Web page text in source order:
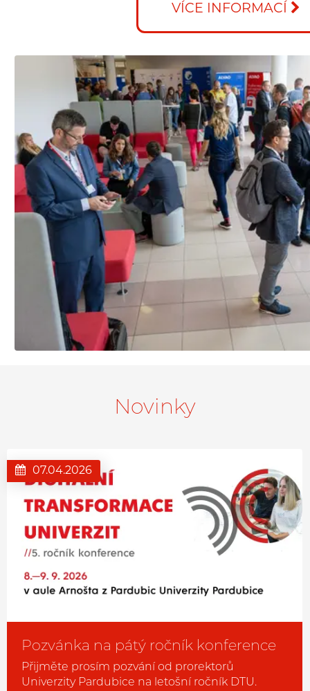
VÍCE INFORMACÍ
Novinky
07.04.2026
Pozvánka na pátý ročník konference
Přijměte prosím pozvání od prorektorů
Univerzity Pardubice na letošní ročník DTU.